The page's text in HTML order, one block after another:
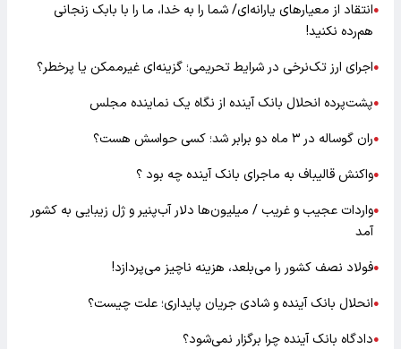
●انتقاد از معیارهای یارانه‌ای/ شما را به خدا، ما را با بابک زنجانی
هم‌رده نکنید!
●اجرای ارز تک‌نرخی در شرایط تحریمی؛ گزینه‌ای غیرممکن یا پرخطر؟
●پشت‌پرده انحلال بانک آینده از نگاه یک نماینده مجلس
●ران گوساله در ۳ ماه دو برابر شد؛ کسی حواسش هست؟
●واکنش قالیباف به ماجرای بانک آینده چه بود ؟
●واردات عجیب و غریب / میلیون‌ها دلار آب‌پنیر و ژل زیبایی به کشور
آمد
●فولاد نصف کشور را می‌بلعد، هزینه ناچیز می‌پردازد!
●انحلال بانک آینده و شادی جریان پایداری؛ علت چیست؟
●دادگاه بانک آینده چرا برگزار نمی‌شود؟